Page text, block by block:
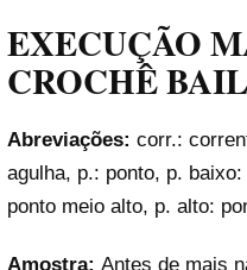
EXECUÇÃO
CROCHÊ
Abreviações: corr.:
agulha, p.: ponto, p.
ponto meio alto, p. alto:
Amostra: Antes de mais